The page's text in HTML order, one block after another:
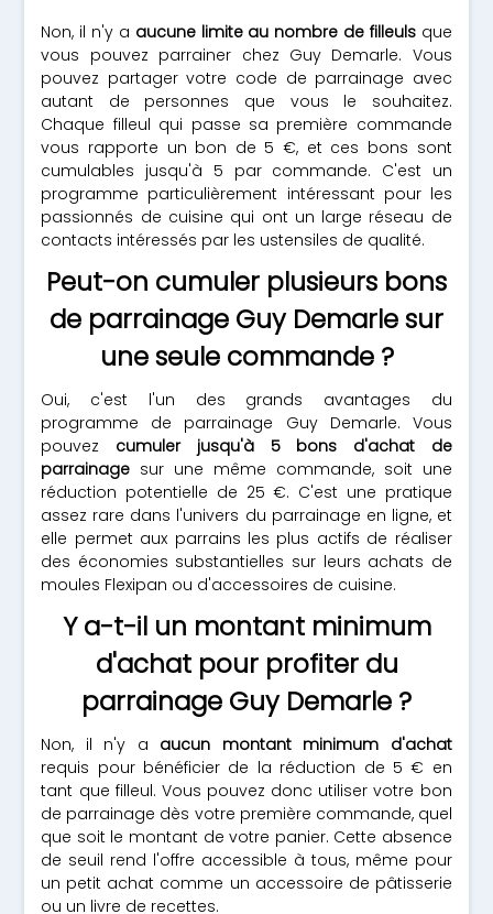
Non, il n'y a aucune limite au nombre de filleulsque
vous pouvez parrainer chez Guy Demarle. Vous
pouvez partager votre code de parrainage avec
autant de personnes que vous le souhaitez.
Chaque filleul qui passe sa première commande
vous rapporte un bon de 5 €, et ces bons sont
cumulables jusqu'à 5 par commande. C'est un
programme particulièrement intéressant pour les
passionnés de cuisine qui ont un large réseau de
contacts intéressés par les ustensiles de qualité.
Peut-on cumuler plusieurs bons
de parrainage Guy Demarle sur
une seule commande ?
Oui, c'est l'un des grands avantages du
programme de parrainage Guy Demarle. Vous
pouvez cumuler jusqu'à 5 bons d'achat de
parrainage sur une même commande, soit une
réduction potentielle de 25 €. C'est une pratique
assez rare dans l'univers du parrainage en ligne, et
elle permet aux parrains les plus actifs de réaliser
des économies substantielles sur leurs achats de
moules Flexipan ou d'accessoires de cuisine.
Y a-t-il un montant minimum
d'achat pour profiter du
parrainage Guy Demarle ?
Non, il n'y a aucun montant minimum d'achat
requis pour bénéficier de la réduction de 5 € en
tant que filleul. Vous pouvez donc utiliser votre bon
de parrainage dès votre première commande, quel
que soit le montant de votre panier. Cette absence
de seuil rend l'offre accessible à tous, même pour
un petit achat comme un accessoire de pâtisserie
ou un livre de recettes.